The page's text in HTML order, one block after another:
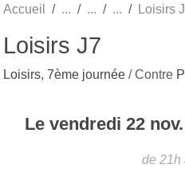
Accueil Loisirs
Loisirs J7
Loisirs, 7ème journée / Contre
Le vendredi 22 nov.
de 21h